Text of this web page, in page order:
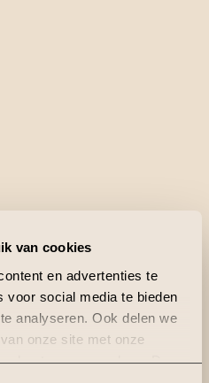
van cookies
en advertenties te
voor social media te bieden
analyseren. Ook delen we
onze site met onze
en analyse. Deze